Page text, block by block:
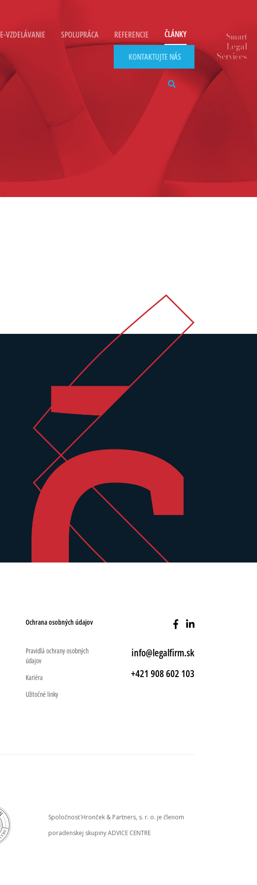
E-VZDELÁVANIE SPOLUPRÁCA REFERENCIE ČLÁNKY
KONTAKTUJTE NÁS
Ochrana osobných údajov
Pravidlá ochrany osobných
údajov
Kariéra
Užitočné linky
info@legalfirm.sk
+421 908 602 103
Spoločnosť Hronček & Partners, s. r. o. je členom
poradenskej skupiny ADVICE CENTRE